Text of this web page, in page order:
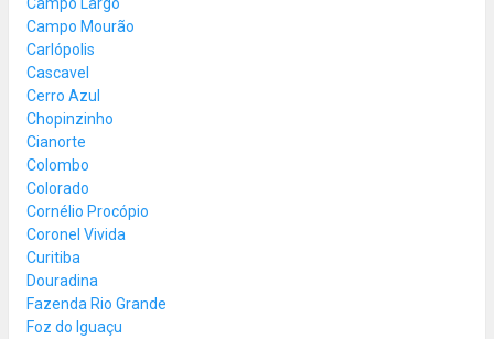
Campo Mourão
Carlópolis
Cascavel
Cerro Azul
Chopinzinho
Cianorte
Colombo
Colorado
Cornélio Procópio
Coronel Vivida
Curitiba
Douradina
Fazenda Rio Grande
Foz do Iguaçu